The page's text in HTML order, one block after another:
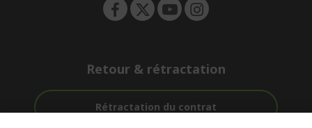
Retour & rétractation
Rétractation du contrat